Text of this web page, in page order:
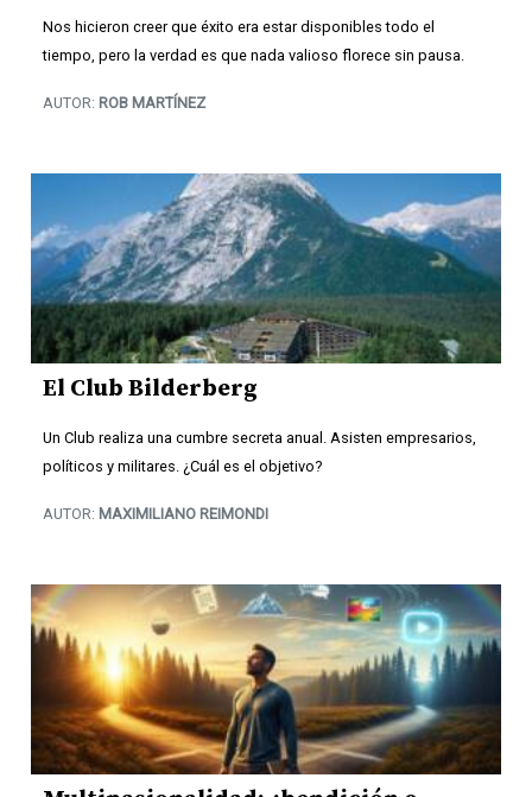
Nos hicieron creer que éxito era estar disponibles todo el
tiempo, pero la verdad es que nada valioso florece sin pausa.
AUTOR: ROB MARTÍNEZ
El Club Bilderberg
Un Club realiza una cumbre secreta anual. Asisten empresarios,
políticos y militares. ¿Cuál es el objetivo?
AUTOR: MAXIMILIANO REIMONDI